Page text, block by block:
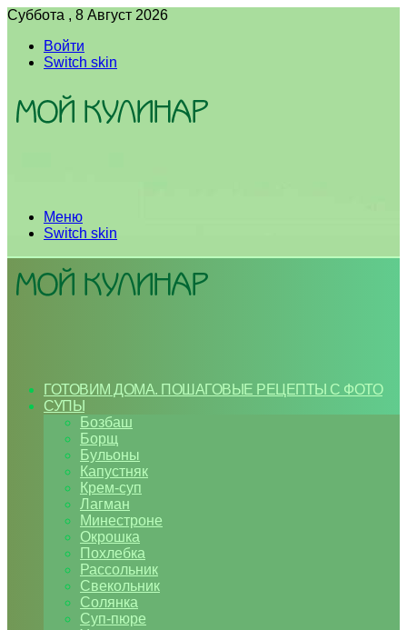
Суббота , 8 Август 2026
Войти
Switch skin
Меню
Switch skin
ГОТОВИМ ДОМА. ПОШАГОВЫЕ РЕЦЕПТЫ С ФОТО
СУПЫ
Бозбаш
Борщ
Бульоны
Капустняк
Крем-суп
Лагман
Минестроне
Окрошка
Похлебка
Рассольник
Свекольник
Солянка
Суп-пюре